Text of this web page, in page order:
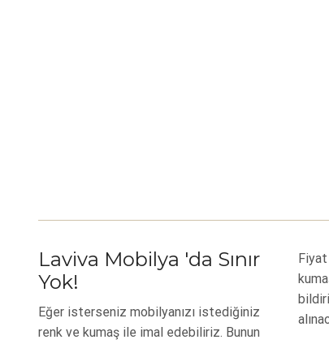
Laviva Mobilya 'da Sınır
Yok!
Eğer isterseniz mobilyanızı istediğiniz
renk ve kumaş ile imal edebiliriz. Bunun